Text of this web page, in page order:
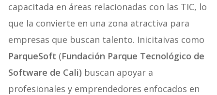
capacitada en áreas relacionadas con las TIC, lo
que la convierte en una zona atractiva para
empresas que buscan talento. Inicitaivas como
ParqueSoft (Fundación Parque Tecnológico de
Software de Cali) buscan apoyar a
profesionales y emprendedores enfocados en